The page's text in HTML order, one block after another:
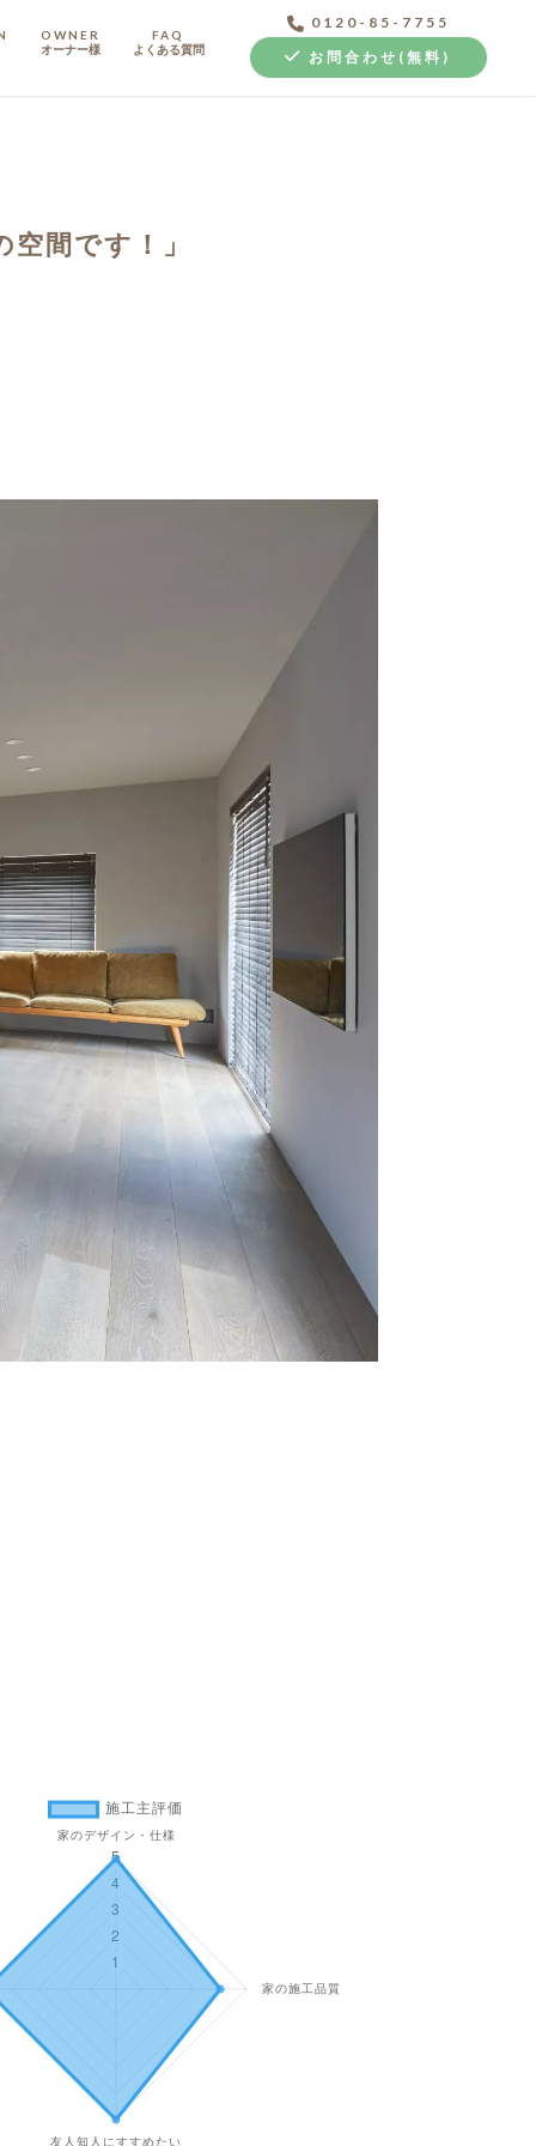
OWNER
オーナー様
FAQ
よくある質問
0120-85-7755
お問合わせ(無料)
間です！」